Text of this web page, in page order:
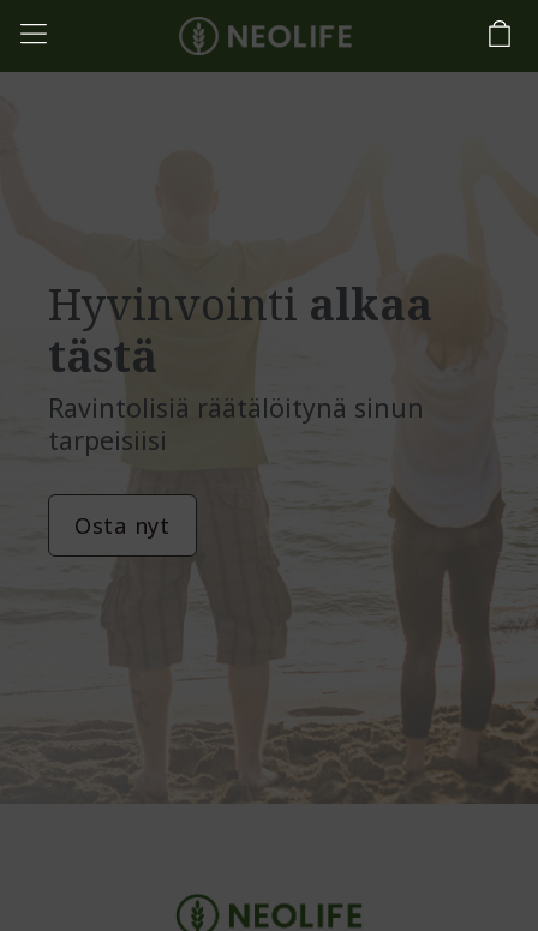
Hyvinvointi alkaa
tästä
Ravintolisiä räätälöitynä sinun
tarpeisiisi
Osta nyt